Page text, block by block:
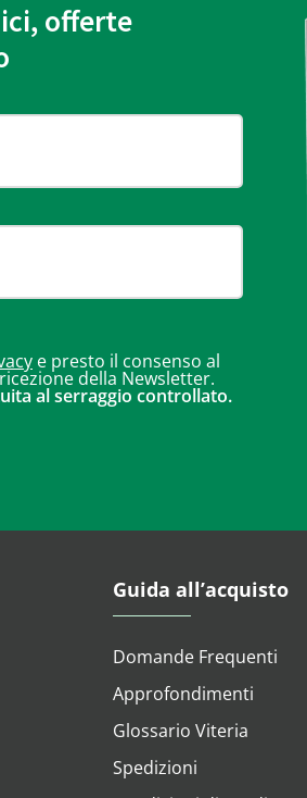
offerte
e presto il consenso al
della Newsletter.
al serraggio controllato.
Guida all’acquisto
Domande Frequenti
Approfondimenti
Glossario Viteria
Spedizioni